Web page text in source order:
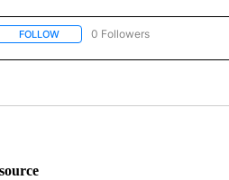
FOLLOWFOLLOW "CNN-SPANISH" TO
0 Followers